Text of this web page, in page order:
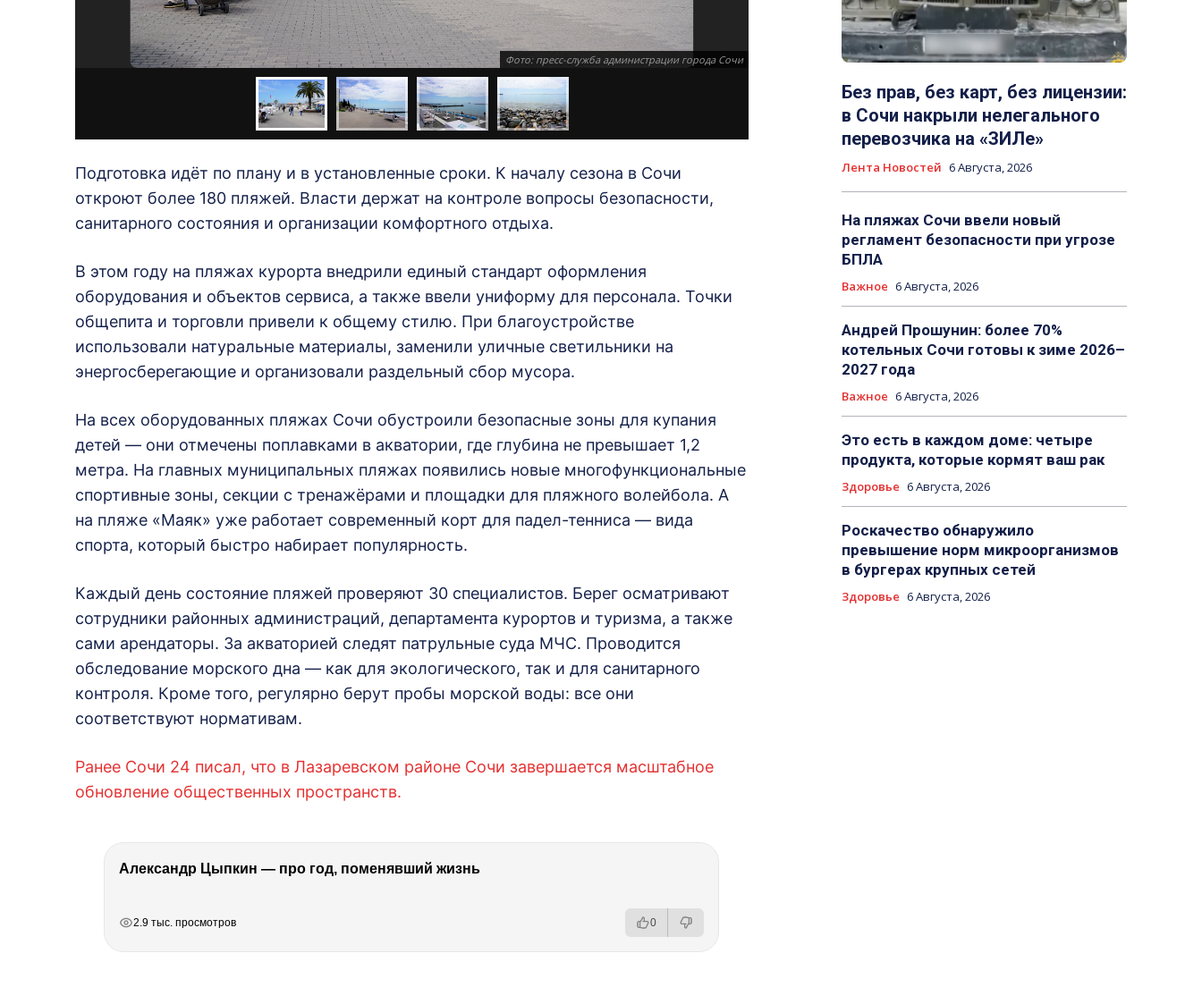
Фото: пресс-служба администрации города Сочи
Подготовка идёт по плану и в установленные сроки. К началу сезона в Сочи
откроют более 180 пляжей. Власти держат на контроле вопросы безопасности,
санитарного состояния и организации комфортного отдыха.
В этом году на пляжах курорта внедрили единый стандарт оформления
оборудования и объектов сервиса, а также ввели униформу для персонала. Точки
общепита и торговли привели к общему стилю. При благоустройстве
использовали натуральные материалы, заменили уличные светильники на
энергосберегающие и организовали раздельный сбор мусора.
На всех оборудованных пляжах Сочи обустроили безопасные зоны для купания
детей — они отмечены поплавками в акватории, где глубина не превышает 1,2
метра. На главных муниципальных пляжах появились новые многофункциональные
спортивные зоны, секции с тренажёрами и площадки для пляжного волейбола. А
на пляже «Маяк» уже работает современный корт для падел-тенниса — вида
спорта, который быстро набирает популярность.
Каждый день состояние пляжей проверяют 30 специалистов. Берег осматривают
сотрудники районных администраций, департамента курортов и туризма, а также
сами арендаторы. За акваторией следят патрульные суда МЧС. Проводится
обследование морского дна — как для экологического, так и для санитарного
контроля. Кроме того, регулярно берут пробы морской воды: все они
соответствуют нормативам.
Ранее Сочи 24 писал, что в Лазаревском районе Сочи завершается масштабное
обновление общественных пространств.
Александр Цыпкин — про год, поменявший жизнь
2.9 тыс. просмотров 0
Без прав, без карт, без лицензии:
в Сочи накрыли нелегального
перевозчика на «ЗИЛе»
Лента Новостей 6 Августа, 2026
На пляжах Сочи ввели новый
регламент безопасности при угрозе
БПЛА
Важное 6 Августа, 2026
Андрей Прошунин: более 70%
котельных Сочи готовы к зиме 2026–
2027 года
Важное 6 Августа, 2026
Это есть в каждом доме: четыре
продукта, которые кормят ваш рак
Здоровье 6 Августа, 2026
Роскачество обнаружило
превышение норм микроорганизмов
в бургерах крупных сетей
Здоровье 6 Августа, 2026